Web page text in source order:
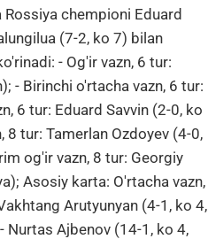
chempioni Eduard
(7-2, ko 7) bilan
- Og'ir vazn, 6 tur:
- Birinchi o'rtacha vazn, 6 tur:
6 tur: Eduard Savvin (2-0, ko
8 tur: Tamerlan Ozdoyev (4-0,
og'ir vazn, 8 tur: Georgiy
Asosiy karta: O'rtacha vazn,
Arutyunyan (4-1, ko 4,
Nurtas Ajbenov (14-1, ko 4,